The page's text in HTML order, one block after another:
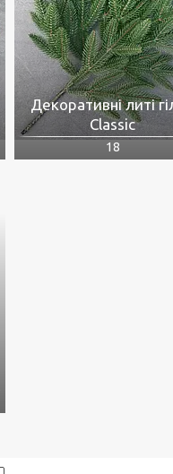
Декоративні литі
Classic
18